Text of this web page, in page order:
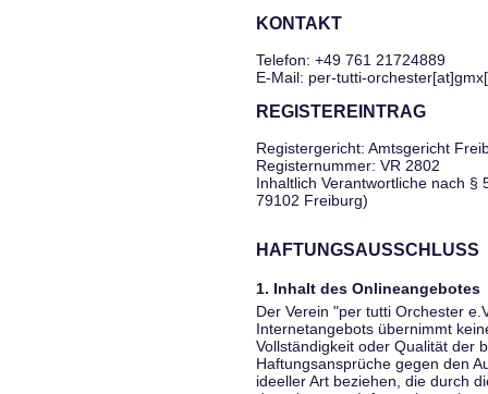
KONTAKT
Telefon: +49 761 21724889
E-Mail: per-tutti-
REGISTEREINTRAG
Registergericht: Amtsgericht
Registernummer: VR 2802
Inhaltlich Verantwortliche nach §
79102 Freiburg)
HAFTUNGSAUSSCHLUSS
1. Inhalt des Onlineangebotes
Der Verein "per tutti Orchester
Internetangebots übernimmt
Vollständigkeit oder Qualität der
Haftungsansprüche gegen den
ideeller Art beziehen, die durch